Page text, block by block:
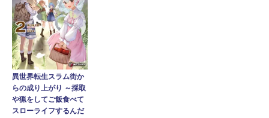
異世界転生スラム街か
らの成り上がり ～採取
や猟をしてご飯食べて
スローライフするんだ